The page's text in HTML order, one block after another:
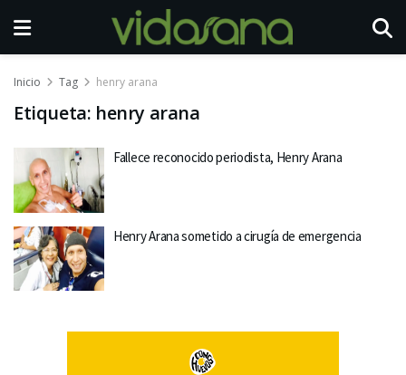
Inicio Tag henry arana
Etiqueta: henry arana
Fallece reconocido periodista, Henry Arana
Henry Arana sometido a cirugía de emergencia